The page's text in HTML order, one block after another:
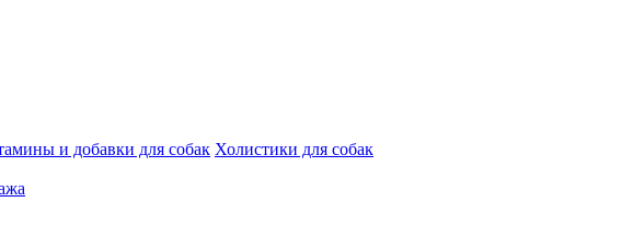
и добавки для собак Холистики для собак